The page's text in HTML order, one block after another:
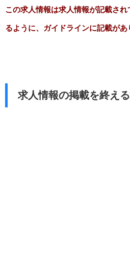
この求人情報は求人情報が記載さ
るように、ガイドラインに記載があ
求人情報の掲載を終え